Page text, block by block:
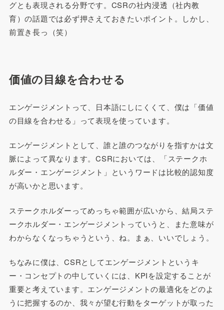
グとも表現される分野です。CSRの社内浸透（社内教
育）の話題では必ず押さえておきたいポイント。しかし、
前置き長っ（笑）
価値の目線を合わせる
エンゲージメントって、日本語にしにくくて、僕は「価値
の目線を合わせる」って表現を使っています。
エンゲージメントとして、誰と誰のつながりを指すかは文
脈によって異なります。CSRにおいては、「ステークホ
ルダー・エンゲージメント」というワードは比較的認知度
が高いかと思います。
ステークホルダーってめっちゃ範囲が広いから、結局ステ
ークホルダー・エンゲージメントっていうと、また意味が
わからなくなっちゃうという、ね。まぁ、いいでしょう。
ちなみに僕は、CSRとしてエンゲージメントというキ
ー・コンセプトの中していくには、KPIを設定することが
重要と考えています。エンゲージメントの最適化をどのよ
うに把握するのか、我々が望む行動をターゲットが取った